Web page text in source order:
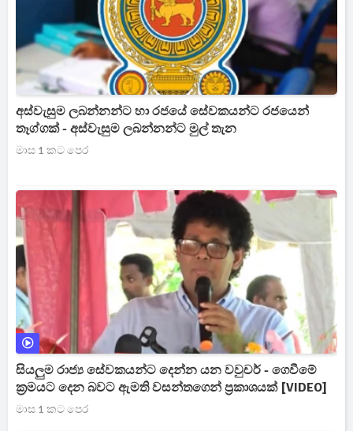
අස්වැසුම ලබන්නන්ට හා රජයේ සේවකයන්ට රජයෙන්
තෑග්ගක් - අස්වැසුම ලබන්නන්ට මුල් තැන
මාස 1 කට පෙර
සියලුම රාජ්‍ය සේවකයන්ට දෙන්න යන වවුචර් - ගෙවීමේ
ක්‍රමයට දෙන බවට ඇමති වසන්තගෙන් ප්‍රකාශයක් [VIDEO]
මාස 1 කට පෙර